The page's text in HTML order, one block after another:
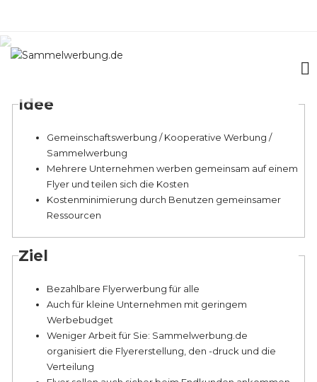
Idee
Gemeinschaftswerbung / Kooperative Werbung /
Sammelwerbung
Mehrere Unternehmen werben gemeinsam auf einem
Flyer und teilen sich die Kosten
Kostenminimierung durch Benutzen gemeinsamer
Ressourcen
Ziel
Bezahlbare Flyerwerbung für alle
Auch für kleine Unternehmen mit geringem
Werbebudget
Weniger Arbeit für Sie: Sammelwerbung.de
organisiert die Flyererstellung, den -druck und die
Verteilung